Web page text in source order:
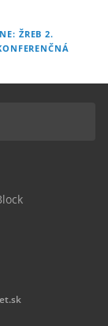
ŽREB 2.